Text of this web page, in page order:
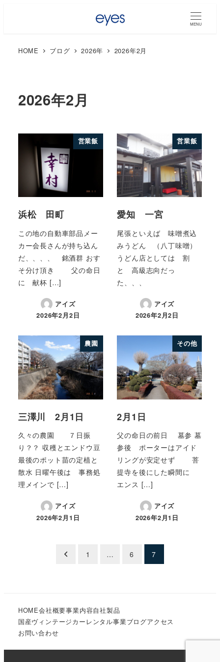
MENU
HOME ブログ 2026年 2026年2月
2026年2月
営業飯
浜松 田町
この地の自動車部品メー
カー会長さんが持ち込ん
だ、、、、 銘酒群 おす
そ分け頂き 父の命日
に 献杯 […]
アイズ
2026年2月2日
営業飯
愛知 一宮
尾張といえば 味噌煮込
みうどん （八丁味噌）
うどん店としては 割
と 高級志向だっ
た、、、
アイズ
2026年2月2日
農園
三澤川 2月1日
久々の農園 ７日振
り？？ 収穫とエンドウ豆
最後のポット苗の定植と
散水 日曜午後は 事務処
理メインで […]
アイズ
2026年2月1日
その他
2月1日
父の命日の前日 墓参 墓
参後 ポーターはアイド
リングが安定せず 菩
提寺を後にした瞬間に
エンス […]
アイズ
2026年2月1日
ペ
ー
ジ
1 … 6 7
HOME会社概要事業内容自社製品
国産ヴィンテージカーレンタル事業ブログアクセス
お問い合わせ